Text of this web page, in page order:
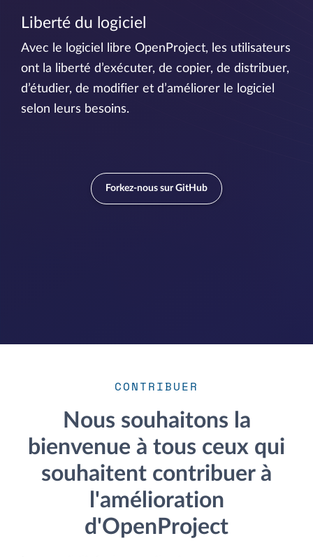
Liberté du logiciel
Avec le logiciel libre OpenProject, les utilisateurs
ont la liberté d’exécuter, de copier, de distribuer,
d’étudier, de modifier et d’améliorer le logiciel
selon leurs besoins.
Forkez-nous sur GitHub
CONTRIBUER
Nous souhaitons la
bienvenue à tous ceux qui
souhaitent contribuer à
l'amélioration
d'OpenProject